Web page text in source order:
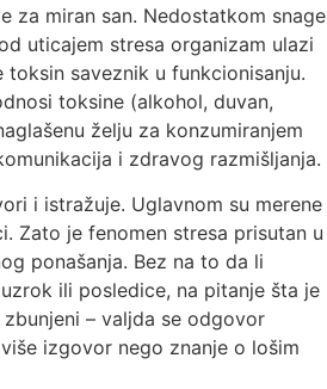
za miran san. Nedostatkom snage
uticajem stresa organizam ulazi
saveznik u funkcionisanju.
toksine (alkohol, duvan,
želju za konzumiranjem
i zdravog razmišljanja.
i istražuje. Uglavnom su merene
Zato je fenomen stresa prisutan u
ponašanja. Bez na to da li
ili posledice, na pitanje šta je
– valjda se odgovor
izgovor nego znanje o lošim